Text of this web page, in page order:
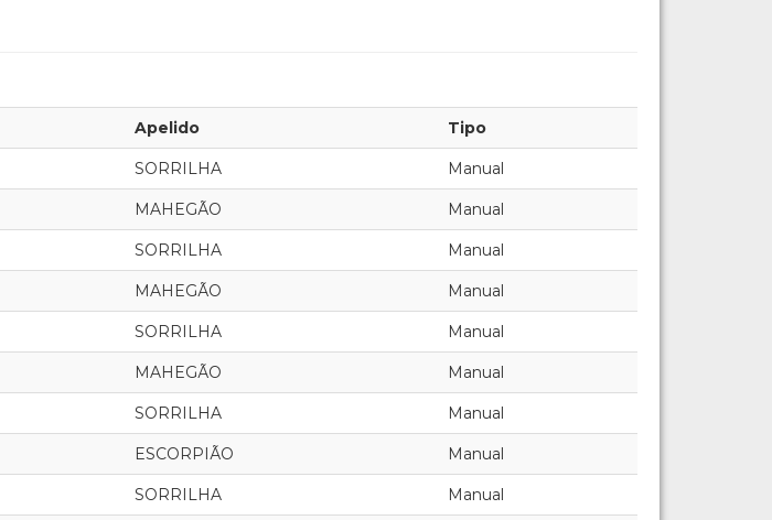
Apelido Tipo
SORRILHA Manual
MAHEGÃO Manual
SORRILHA Manual
MAHEGÃO Manual
SORRILHA Manual
MAHEGÃO Manual
SORRILHA Manual
ESCORPIÃO Manual
SORRILHA Manual